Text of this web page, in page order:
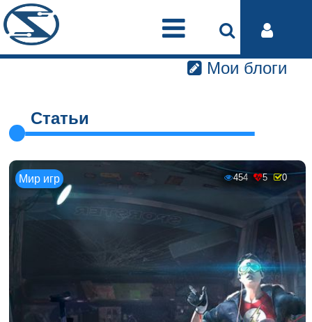
Мои блоги
Статьи
Мир игр 454 5 0